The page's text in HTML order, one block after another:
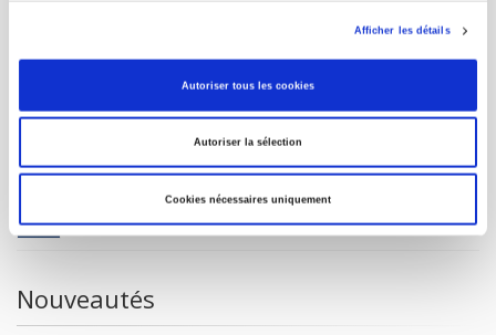
Afficher les détails
Autoriser tous les cookies
Autoriser la sélection
Cookies nécessaires uniquement
À paraître
La France et l'Union européenne
4 sept. 2026
Nouveautés